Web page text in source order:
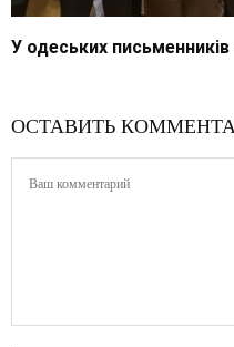
У одеських
ОСТАВИТЬ